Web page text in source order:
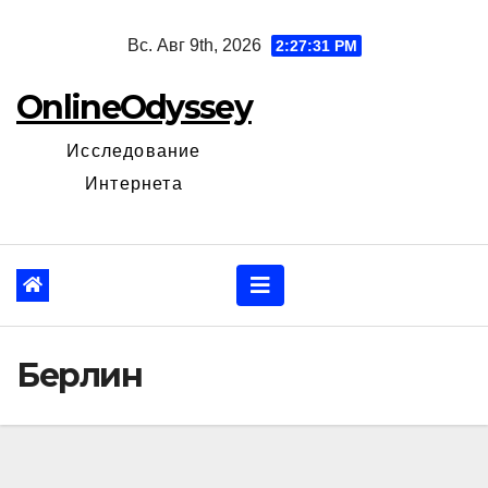
Вс. Авг 9th, 2026 2:27:32 PM
OnlineOdyssey
Исследование
Интернета
Берлин